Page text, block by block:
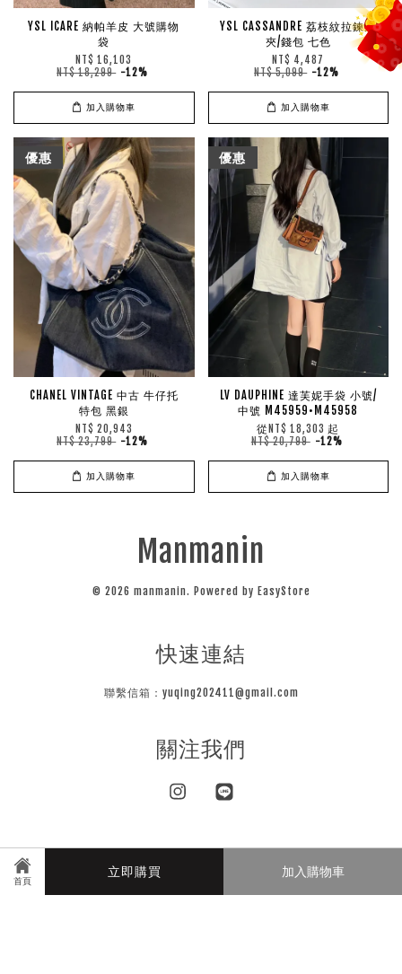
首頁
立即購買 加入購物車
YSL ICARE 納帕羊皮 大號購物
袋
NT$ 16,103
NT$ 18,299 -12%
加入購物車
YSL CASSANDRE 荔枝紋拉鍊短
夾/錢包 七色
NT$ 4,487
NT$ 5,099 -12%
加入購物車
優惠
CHANEL VINTAGE 中古 牛仔托
特包 黑銀
NT$ 20,943
NT$ 23,799 -12%
加入購物車
優惠
LV DAUPHINE 達芙妮手袋 小號/
中號 M45959•M45958
從 NT$ 18,303 起
NT$ 20,799 -12%
加入購物車
Manmanin
© 2026 manmanin. Powered by EasyStore
快速連結
聯繫信箱：yuqing202411@gmail.com
關注我們
Instagram